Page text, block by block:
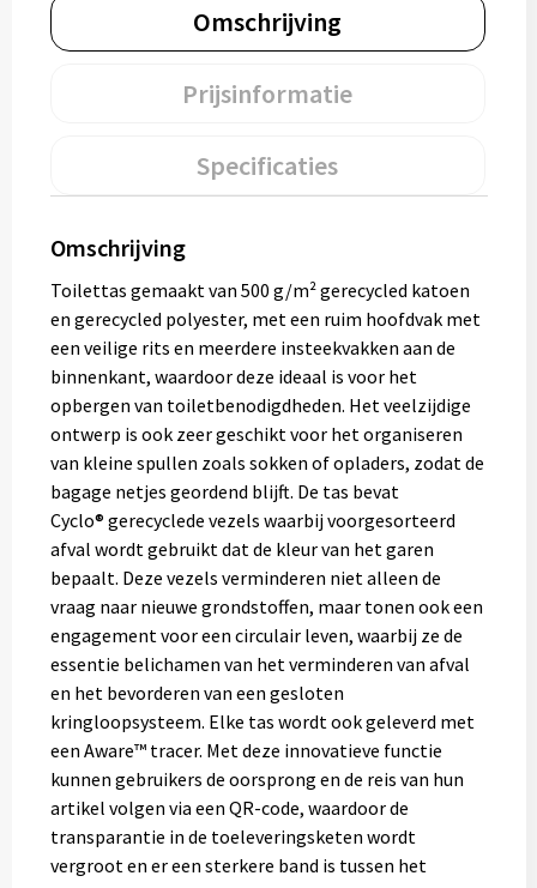
Klassieke paraplu's
Opvouwbare paraplu's
Divers
Technologie
Vrije tijd
Gereedschap
Persoonlijke verzorging
Zonnebrillen
EHBO
Verpakkingen
Pashouders
Omschrijving
Prijsinformatie
Specificaties
Omschrijving
Toilettas gemaakt van 500 g/m² gerecycled katoen
en gerecycled polyester, met een ruim hoofdvak met
een veilige rits en meerdere insteekvakken aan de
binnenkant, waardoor deze ideaal is voor het
opbergen van toiletbenodigdheden. Het veelzijdige
ontwerp is ook zeer geschikt voor het organiseren
van kleine spullen zoals sokken of opladers, zodat de
bagage netjes geordend blijft. De tas bevat
Cyclo® gerecyclede vezels waarbij voorgesorteerd
afval wordt gebruikt dat de kleur van het garen
bepaalt. Deze vezels verminderen niet alleen de
vraag naar nieuwe grondstoffen, maar tonen ook een
engagement voor een circulair leven, waarbij ze de
essentie belichamen van het verminderen van afval
en het bevorderen van een gesloten
kringloopsysteem. Elke tas wordt ook geleverd met
een Aware™ tracer. Met deze innovatieve functie
kunnen gebruikers de oorsprong en de reis van hun
artikel volgen via een QR-code, waardoor de
transparantie in de toeleveringsketen wordt
vergroot en er een sterkere band is tussen het